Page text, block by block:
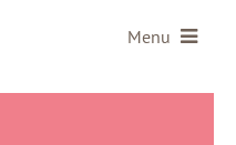
Menu